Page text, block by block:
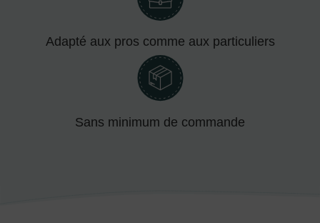
Adapté aux pros comme aux particuliers
Sans minimum de commande